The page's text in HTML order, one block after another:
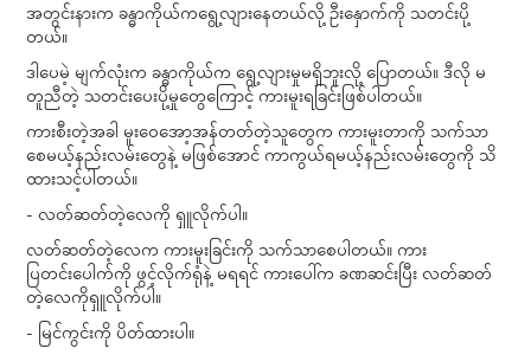
အတွင်းနားက ခန္ဓာကိုယ်ကရွေ့လျားနေတယ်လို့ ဦးနှောက်ကို သတင်းပို့
တယ်။
ဒါပေမဲ့ မျက်လုံးက ခန္ဓာကိုယ်က ရွေ့လျားမှုမရှိဘူးလို့ ပြောတယ်။ ဒီလို မ
တူညီတဲ့ သတင်းပေးပို့မှုတွေကြောင့် ကားမူးရခြင်းဖြစ်ပါတယ်။
ကားစီးတဲ့အခါ မူးဝေအော့အန်တတ်တဲ့သူတွေက ကားမူးတာကို သက်သာ
စေမယ့်နည်းလမ်းတွေနဲ့ မဖြစ်အောင် ကာကွယ်ရမယ့်နည်းလမ်းတွေကို သိ
ထားသင့်ပါတယ်။
- လတ်ဆတ်တဲ့လေကို ရှူလိုက်ပါ။
လတ်ဆတ်တဲ့လေက ကားမူးခြင်းကို သက်သာစေပါတယ်။ ကား
ပြတင်းပေါက်ကို ဖွင့်လိုက်ရုံနဲ့ မရရင် ကားပေါ်က ခဏဆင်းပြီး လတ်ဆတ်
တဲ့လေကိုရှူလိုက်ပါ။
- မြင်ကွင်းကို ပိတ်ထားပါ။